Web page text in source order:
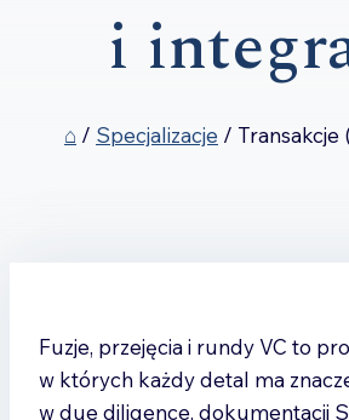
i
⌂ / Specjalizacje / Transakcje
Fuzje, przejęcia i rundy VC to
w których każdy detal ma
w due diligence, dokumentacji